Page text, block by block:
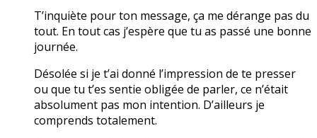
T’inquiète pour ton message, ça me dérange pas du
tout. En tout cas j’espère que tu as passé une bonne
journée.
Désolée si je t’ai donné l’impression de te presser
ou que tu t’es sentie obligée de parler, ce n’était
absolument pas mon intention. D’ailleurs je
comprends totalement.